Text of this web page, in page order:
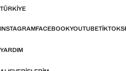
TÜRKIYE
INSTAGRAMFACEBOOKYOUTUBETIKTOK
YARDIM